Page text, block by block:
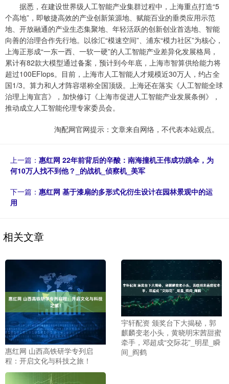
据悉，在建设世界级人工智能产业集群过程中，上海重点打造“5
个高地”，即敏捷高效的产业创新策源地、赋能百业的垂类应用示范
地、开放融通的产业生态集聚地、年轻活跃的创新创业首选地、智能
向善的治理合作先行地。以徐汇“模速空间”、浦东“模力社区”为核心，
上海正形成“一东一西、一软一硬”的人工智能产业差异化发展格局，
累计有82款大模型通过备案，预计到今年底，上海市智算供给能力将
超过100EFlops。目前，上海市人工智能人才规模近30万人，约占全
国1/3。算力和人才阵容堪称全国顶级。上海还在落实《人工智能全球
治理上海宣言》，加快修订《上海市促进人工智能产业发展条例》，
推动成立人工智能伦理专家委员会。
淘配网官网提示：文章来自网络，不代表本站观点。
上一篇： 惠红网 22年前背后的辛酸：南海撞机王伟成功跳伞，为
何10万人找不到他？_的战机_侦察机_美军
下一篇： 惠红网 基于漆扇的多形式化衍生设计在园林景观中的运
用
相关文章
惠红网 山西高铁研学专列启
程：开启文化与科技之旅！
宇轩配资 颁奖台下大揭秘，郭
麒麟变老小头，黄晓明宋茜甜蜜
牵手，邓超成“交际花”_明星_瞬
间_阎鹤